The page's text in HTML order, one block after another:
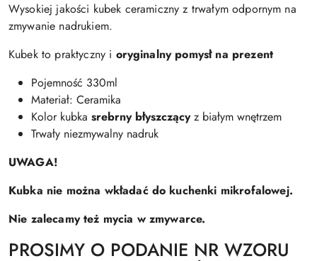
Wysokiej jakości kubek ceramiczny z trwałym odpornym na
zmywanie nadrukiem.
Kubek to praktyczny i oryginalny pomysł na prezent
Pojemność 330ml
Materiał: Ceramika
Kolor kubka srebrny błyszczącyz białym wnętrzem
Trwały niezmywalny nadruk
UWAGA!
Kubka nie można wkładać do kuchenki mikrofalowej.
Nie zalecamy też mycia w zmywarce.
PROSIMY O PODANIE NR WZORU